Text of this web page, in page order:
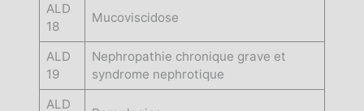
ALD
18
Mucoviscidose
ALD
19
Nephropathie chronique grave et
syndrome nephrotique
ALD